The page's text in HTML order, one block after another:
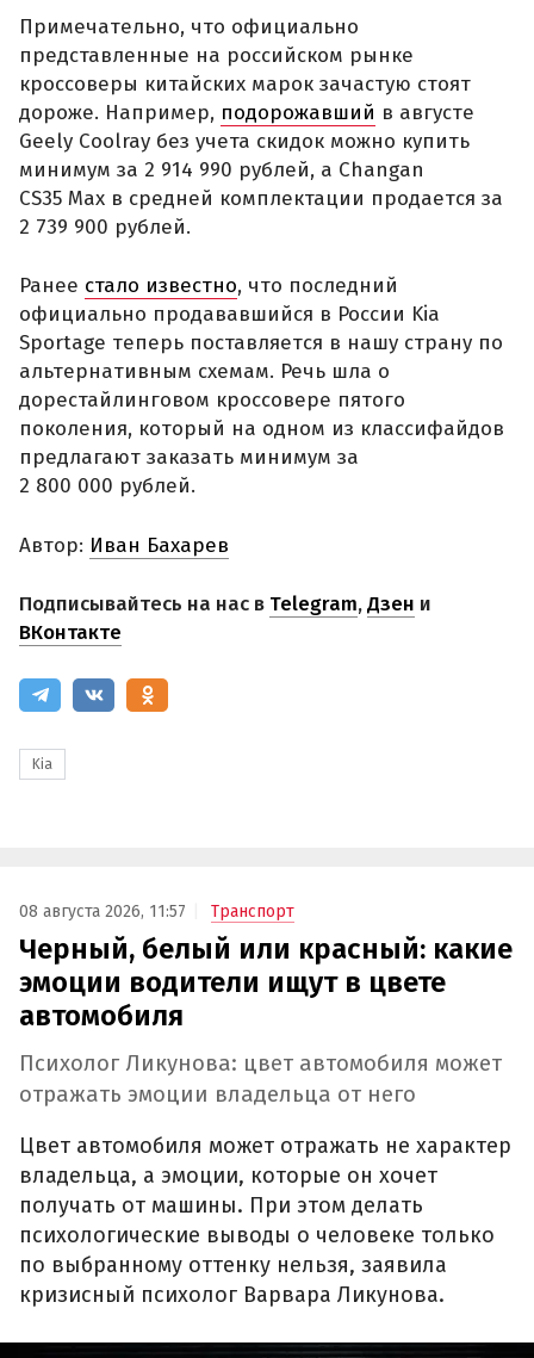
Примечательно, что официально
представленные на российском рынке
кроссоверы китайских марок зачастую стоят
дороже. Например, подорожавший в августе
Geely Coolray без учета скидок можно купить
минимум за 2 914 990 рублей, а Changan
CS35 Max в средней комплектации продается за
2 739 900 рублей.
Ранее стало известно, что последний
официально продававшийся в России Kia
Sportage теперь поставляется в нашу страну по
альтернативным схемам. Речь шла о
дорестайлинговом кроссовере пятого
поколения, который на одном из классифайдов
предлагают заказать минимум за
2 800 000 рублей.
Автор: Иван Бахарев
Подписывайтесь на нас в Telegram,Дзен и
ВКонтакте
Kia
08 августа 2026, 11:57 Транспорт
Черный, белый или красный: какие
эмоции водители ищут в цвете
автомобиля
Психолог Ликунова: цвет автомобиля может
отражать эмоции владельца от него
Цвет автомобиля может отражать не характер
владельца, а эмоции, которые он хочет
получать от машины. При этом делать
психологические выводы о человеке только
по выбранному оттенку нельзя, заявила
кризисный психолог Варвара Ликунова.